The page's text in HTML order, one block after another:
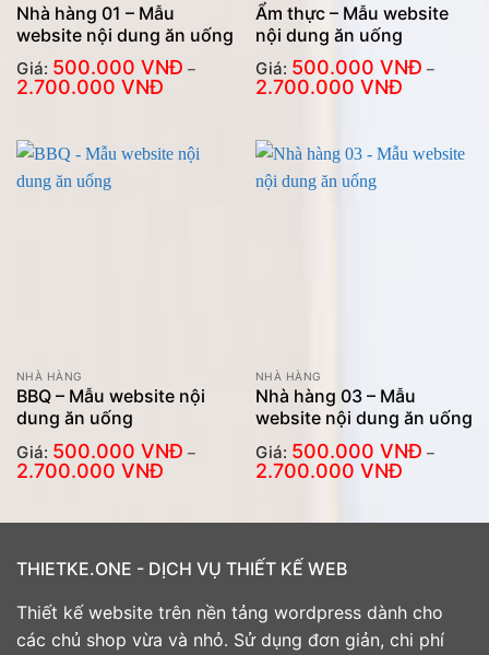
Nhà hàng 01 – Mẫu
website nội dung ăn uống
Giá: 500.000 VNĐ –
2.700.000 VNĐKhoảng
đến
2.700.000
Ẩm thực – Mẫu website
nội dung ăn uống
Giá: 500.000 VNĐ –
2.700.000 VNĐKhoảng
đến
NHÀ HÀNG
BBQ – Mẫu website nội
dung ăn uống
Giá: 500.000 VNĐ –
2.700.000 VNĐKhoảng
VNĐ
VNĐ
NHÀ HÀNG
Nhà hàng 03 – Mẫu
website nội dung ăn uống
Giá: 500.000 VNĐ –
2.700.000 VNĐKhoảng
VNĐ
THIETKE.ONE - DỊCH VỤ THIẾT KẾ WEB
Thiết kế website trên nền tảng wordpress dành cho
các chủ shop vừa và nhỏ. Sử dụng đơn giản, chi phí